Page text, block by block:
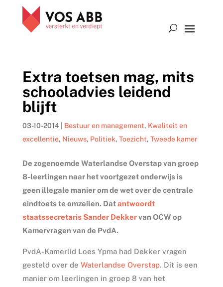
Extra toetsen mag, mits
schooladvies leidend
blijft
03-10-2014| Bestuur en management, Kwaliteit en
excellentie, Nieuws, Politiek, Toezicht, Tweede kamer
De zogenoemde Waterlandse Overstap van groep
8-leerlingen naar het voortgezet onderwijs is
geen illegale manier om de wet over de centrale
eindtoets te omzeilen. Datantwoordt
staatssecretaris Sander Dekkervan OCW op
Kamervragen van de PvdA.
PvdA-Kamerlid Loes Ypma had Dekker vragen
gesteld over de Waterlandse Overstap. Dit is een
manier om leerlingen in groep 8 van het